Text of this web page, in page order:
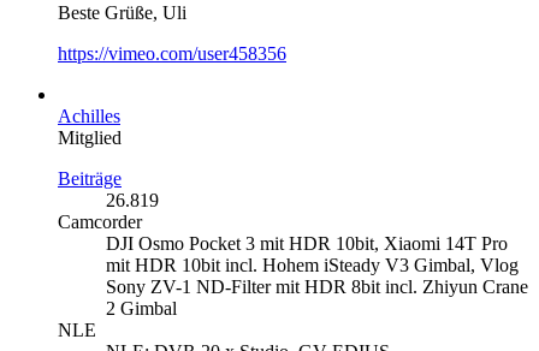
Beste Grüße, Uli
https://vimeo.com/user458356
Achilles
Mitglied
Beiträge
26.819
Camcorder
DJI Osmo Pocket 3 mit HDR 10bit, Xiaomi 14T Pro
mit HDR 10bit incl. Hohem iSteady V3 Gimbal, Vlog
Sony ZV-1 ND-Filter mit HDR 8bit incl. Zhiyun Crane
2 Gimbal
NLE